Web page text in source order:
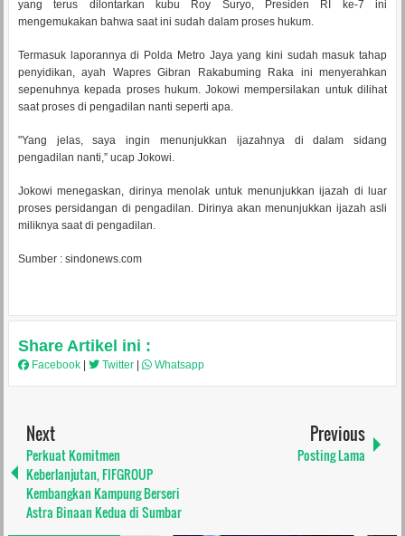
yang terus dilontarkan kubu Roy Suryo, Presiden RI ke-7 ini
mengemukakan bahwa saat ini sudah dalam proses hukum.
Termasuk laporannya di Polda Metro Jaya yang kini sudah masuk tahap
penyidikan, ayah Wapres Gibran Rakabuming Raka ini menyerahkan
sepenuhnya kepada proses hukum. Jokowi mempersilakan untuk dilihat
saat proses di pengadilan nanti seperti apa.
"Yang jelas, saya ingin menunjukkan ijazahnya di dalam sidang
pengadilan nanti,” ucap Jokowi.
Jokowi menegaskan, dirinya menolak untuk menunjukkan ijazah di luar
proses persidangan di pengadilan. Dirinya akan menunjukkan ijazah asli
miliknya saat di pengadilan.
Sumber : sindonews.com
Share Artikel ini :
Facebook Twitter Whatsapp
Next
Perkuat Komitmen
Keberlanjutan, FIFGROUP
Kembangkan Kampung Berseri
Astra Binaan Kedua di Sumbar
Previous
Posting Lama